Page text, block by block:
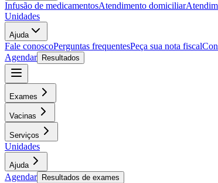
Infusão de medicamentosAtendimento domiciliar
Unidades
Ajuda
Fale conoscoPerguntas frequentesPeça sua nota fiscal
Agendar
Resultados
Exames
Vacinas
Serviços
Unidades
Ajuda
Agendar Resultados de exames